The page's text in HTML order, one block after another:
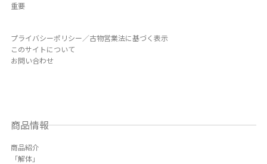
重要
プライバシーポリシー／古物営業法に基づく表示
このサイトについて
お問い合わせ
商品情報
商品紹介
「解体」